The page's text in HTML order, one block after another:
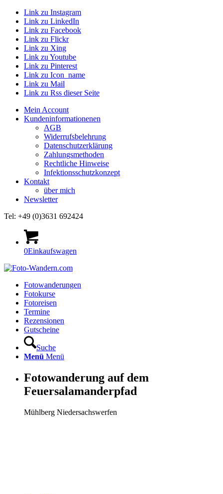
Link zu Instagram
Link zu LinkedIn
Link zu Facebook
Link zu Flickr
Link zu Xing
Link zu Youtube
Link zu Pinterest
Link zu Icon_name
Link zu Mail
Link zu Rss dieser Seite
Mein Account
Kundeninformationenen
AGB
Widerrufsbelehrung
Datenschutzerklärung
Zahlungsmethoden
Rechtliche Hinweise
Infektionsschutzkonzept
Kontakt
über mich
Newsletter
Tel: +49 (0)3631 692424
0Einkaufswagen
Fotowanderungen
Fotokurse
Fotoreisen
Termine
Rezensionen
Gutscheine
Suche
Menü Menü
Fotowanderung auf dem
Feuersalamanderpfad
Mühlberg Niedersachswerfen